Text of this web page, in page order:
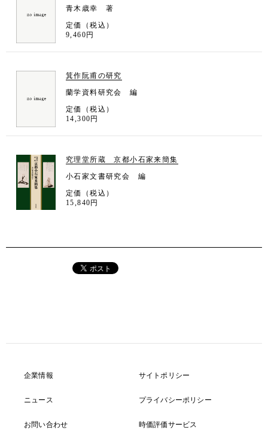
青木歳幸 著
定価（税込）
9,460円
箕作阮甫の研究
蘭学資料研究会 編
定価（税込）
14,300円
究理堂所蔵 京都小石家来簡集
小石家文書研究会 編
定価（税込）
15,840円
企業情報
ニュース
お問い合わせ
サイトポリシー
プライバシーポリシー
時価評価サービス